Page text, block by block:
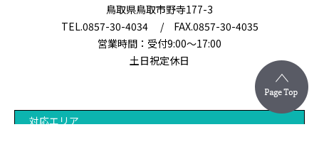
鳥取県鳥取市野寺177-3
TEL.0857-30-4034 / FAX.0857-30-4035
営業時間：受付9:00～17:00
土日祝定休日
対応エリア